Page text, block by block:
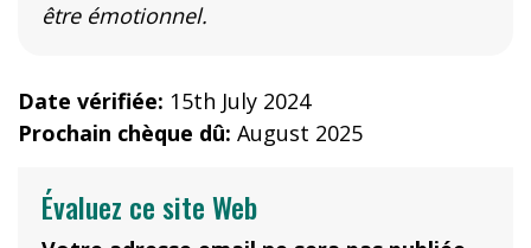
être émotionnel.
Date vérifiée: 15th July 2024
Prochain chèque dû: August 2025
Évaluez ce site Web